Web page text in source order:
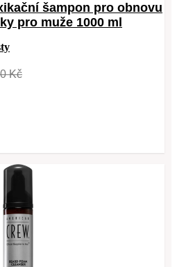
šampon pro obnovu
pro muže 1000 ml
Kč